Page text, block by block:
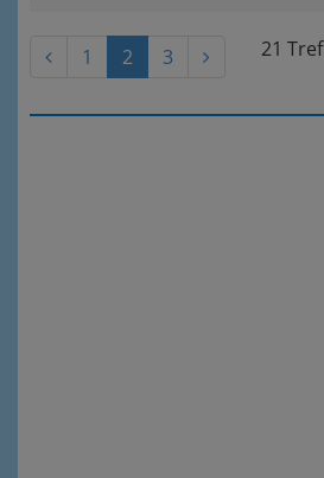
21
1 2 3